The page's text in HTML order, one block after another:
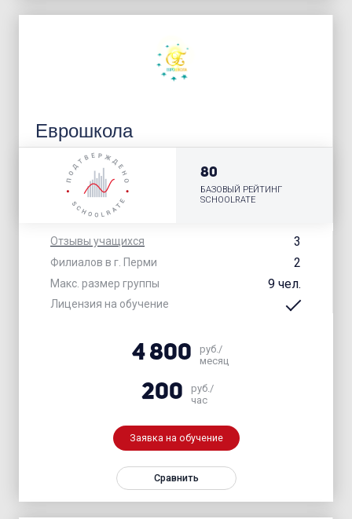
Еврошкола
Отзывы учащихся 3
Филиалов в г. Перми 2
Макс. размер группы 9 чел.
Лицензия на обучение
80
БАЗОВЫЙ РЕЙТИНГ
SCHOOLRATE
4 800
руб./
месяц
200
руб./
час
Заявка на обучение
Сравнить